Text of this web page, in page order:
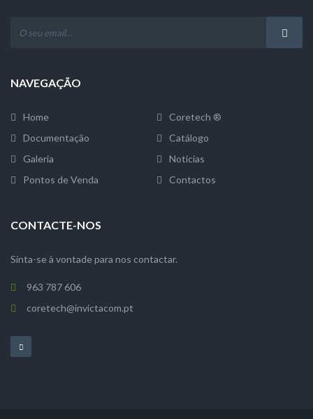
NAVEGAÇÃO
Home
Coretech ®
Documentação
Catálogo
Galeria
Notícias
Pontos de Venda
Contactos
CONTACTE-NOS
Sinta-se à vontade para nos contactar.
963 787 606
coretech@invictacom.pt